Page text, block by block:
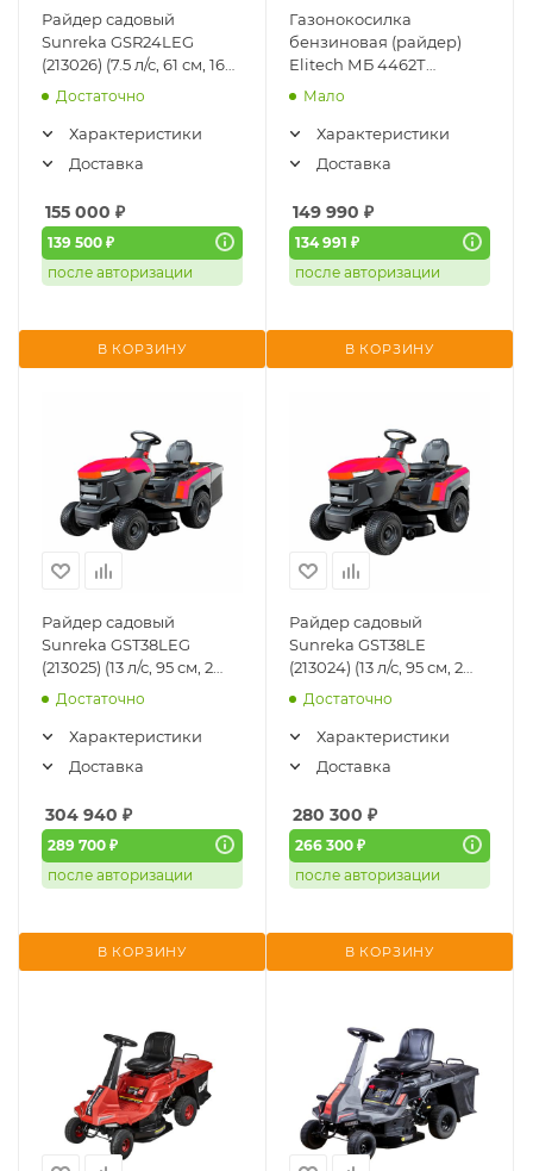
Райдер садовый
Sunreka GSR24LEG
(213026) (7.5 л/с, 61 см, 160
л, мульчирование)
Достаточно
Характеристики
Доставка
155 000 ₽
139 500 ₽
после авторизации
В КОРЗИНУ
Газонокосилка
бензиновая (райдер)
Elitech МБ 4462Т
(E1610.006.00)
Мало
Характеристики
Доставка
149 990 ₽
134 991 ₽
после авторизации
В КОРЗИНУ
Райдер садовый
Sunreka GST38LEG
(213025) (13 л/с, 95 см, 2
ножа, 240 литров,
мульчирование)
Достаточно
Характеристики
Доставка
304 940 ₽
289 700 ₽
после авторизации
В КОРЗИНУ
Райдер садовый
Sunreka GST38LE
(213024) (13 л/с, 95 см, 2
ножа, мульчирование)
Достаточно
Характеристики
Доставка
280 300 ₽
266 300 ₽
после авторизации
В КОРЗИНУ